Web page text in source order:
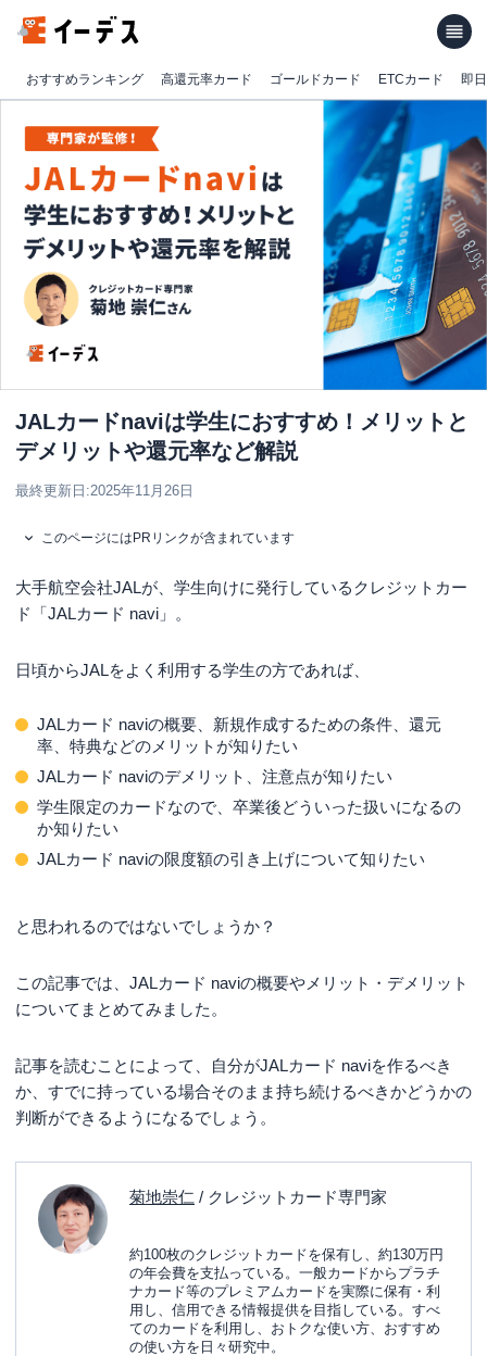
おすすめランキング 高還元率カード ゴールドカード ETCカード 即
JALカードnaviは学生におすすめ！メリットと
デメリットや還元率など解説
最終更新日:2025年11月26日
このページにはPRリンクが含まれています
大手航空会社JALが、学生向けに発行しているクレジットカー
ド「JALカード navi」。
日頃からJALをよく利用する学生の方であれば、
JALカード naviの概要、新規作成するための条件、還元
率、特典などのメリットが知りたい
JALカード naviのデメリット、注意点が知りたい
学生限定のカードなので、卒業後どういった扱いになるの
か知りたい
JALカード naviの限度額の引き上げについて知りたい
と思われるのではないでしょうか？
この記事では、JALカード naviの概要やメリット・デメリット
についてまとめてみました。
記事を読むことによって、自分がJALカード naviを作るべき
か、すでに持っている場合そのまま持ち続けるべきかどうかの
判断ができるようになるでしょう。
菊地崇仁 / クレジットカード専門家
約100枚のクレジットカードを保有し、約130万円
の年会費を支払っている。一般カードからプラチ
ナカード等のプレミアムカードを実際に保有・利
用し、信用できる情報提供を目指している。すべ
てのカードを利用し、おトクな使い方、おすすめ
の使い方を日々研究中。